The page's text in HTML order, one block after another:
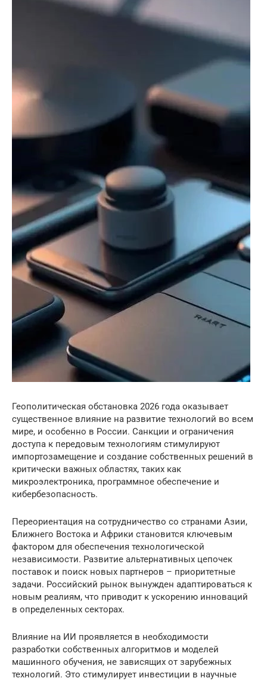
Геополитическая обстановка 2026 года оказывает
существенное влияние на развитие технологий во всем
мире, и особенно в России. Санкции и ограничения
доступа к передовым технологиям стимулируют
импортозамещение и создание собственных решений в
критически важных областях, таких как
микроэлектроника, программное обеспечение и
кибербезопасность.
Переориентация на сотрудничество со странами Азии,
Ближнего Востока и Африки становится ключевым
фактором для обеспечения технологической
независимости. Развитие альтернативных цепочек
поставок и поиск новых партнеров – приоритетные
задачи. Российский рынок вынужден адаптироваться к
новым реалиям, что приводит к ускорению инноваций
в определенных секторах.
Влияние на ИИ проявляется в необходимости
разработки собственных алгоритмов и моделей
машинного обучения, не зависящих от зарубежных
технологий. Это стимулирует инвестиции в научные